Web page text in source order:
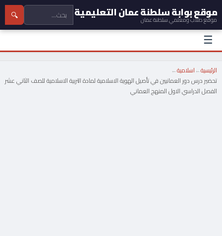
موقع بوابة سلطنة عمان التعليمية
موقع طلاب ومعلمي سلطنة عمان 🔍
☰
الرئيسية←اسلامية←
تحضير درس دور العمانيين في تأصيل الهوية الاسلامية لمادة التربية الاسلامية للصف الثاني عشر
الفصل الدراسي الاول المنهج العماني